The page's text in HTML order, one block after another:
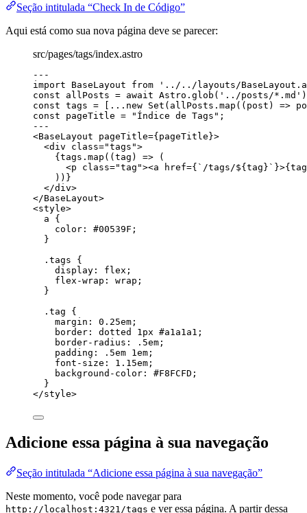
Seção intitulada “Check In de Código”
Aqui está como sua nova página deve se parecer:
src/pages/tags/index.astro
---
import BaseLayout from ' ../../layouts/
const allPosts = await Astro . glob ( ' ../posts/*.md '
const tags = [ ...new Set (allPosts . map ( ( post ) =>
const pageTitle = " Índice de Tags " ;
---
<BaseLayout pageTitle={pageTitle}>
<div class="tags ">
{tags . map ( (tag ) => (
<p class="tag "><a href={ ` /tags/${tag} ` }>{tag
)) }
</div>
</BaseLayout>
<style>
a {
color : #00539F ;
}
.tags {
display : flex ;
flex-wrap : wrap ;
}
.tag {
margin : 0.25em ;
border : dotted 1 px #a1a1a1 ;
border-radius : .5em ;
padding : .5em 1 em ;
font-size : 1.15em ;
background-color : #F8FCFD ;
}
</style>
Adicione essa página à sua navegação
Seção intitulada “Adicione essa página à sua navegação”
Neste momento, você pode navegar para
http://localhost:4321/tags e ver essa página. A partir dessa